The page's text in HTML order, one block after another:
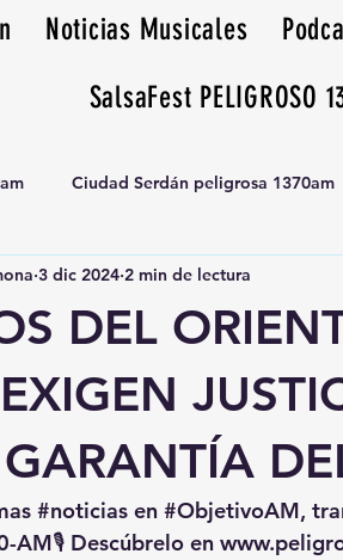
Noticias Musicales
SalsaFest PELIGROSO
Ciudad Serdán peligrosa 1370am
peligrosa 1370am huamantla
DEL
GARANTÍA
3 dic 2024 2 min de lectura
#noticias en #ObjetivoAM,
AM🎙️ Descúbrelo en